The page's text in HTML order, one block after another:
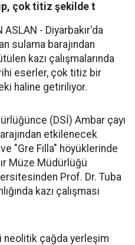
çok titiz şekilde t
ASLAN - Diyarbakır'da
sulama barajından
kazı çalışmalarında
eserler, çok titiz bir
haline getiriliyor.
(DSİ) Ambar çayı
etkilenecek
"Gre Fılla" höyüklerinde
Müze Müdürlüğü
Prof. Dr. Tuba
kazı çalışması
neolitik çağda yerleşim